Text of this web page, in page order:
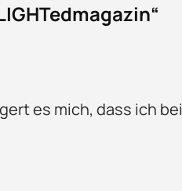
es mich, dass ich bei